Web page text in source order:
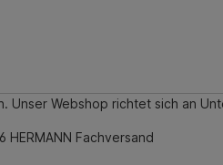
Webshop richtet sich an
HERMANN Fachversand